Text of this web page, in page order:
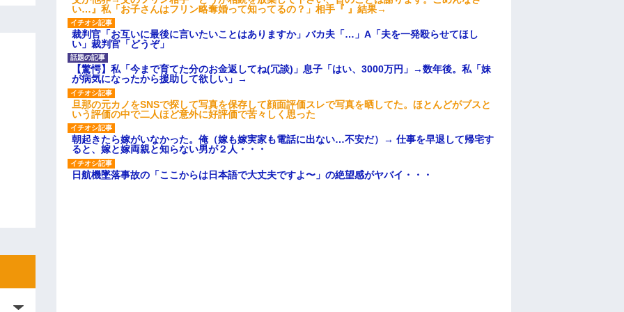
い…』私「お子さんはフリン略奪婚って知ってるの？」相手『 』結果→
裁判官「お互いに最後に言いたいことはありますか」バカ夫「…」A「夫を一発殴らせてほし
い」裁判官「どうぞ」
【驚愕】私「今まで育てた分のお金返してね(冗談)」息子「はい、3000万円」→数年後。私「妹
が病気になったから援助して欲しい」→
旦那の元カノをSNSで探して写真を保存して顔面評価スレで写真を晒してた。ほとんどがブスと
いう評価の中で二人ほど意外に好評価で苦々しく思った
朝起きたら嫁がいなかった。俺（嫁も嫁実家も電話に出ない…不安だ）→ 仕事を早退して帰宅す
ると、嫁と嫁両親と知らない男が２人・・・
日航機墜落事故の「ここからは日本語で大丈夫ですよ〜」の絶望感がヤバイ・・・